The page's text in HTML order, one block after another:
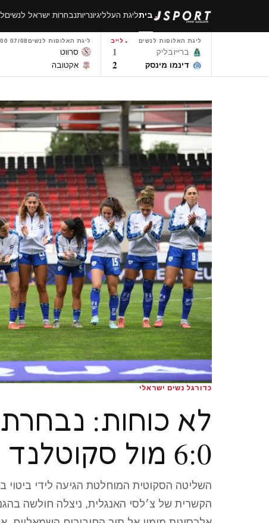
ביתליגת העלליגיונריותנבחרות ישראל לנשים
ליגת האלופות לנשים לייב
ברייזבליק 1
דינמו מינסק 2
ליגת האלופות לנשים07/08 14:00
סרווט
אקטובה
כדורגל נשים ישראלי
לא כוחות:
6:0 מול סקוטלנד
הקשרית של צ׳לסי האנגלית, ניצלה חולשה